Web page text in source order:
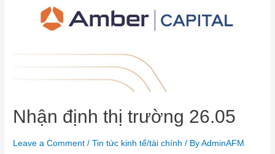
Nhận định thị trường 26.05
Leave a Comment /Tin tức kinh tế/tài chính / ByAdminAFM